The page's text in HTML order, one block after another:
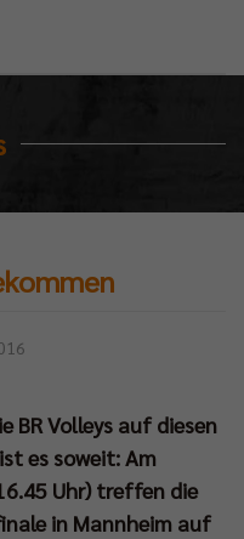
BR Volleys auf diesen
es soweit: Am
Uhr) treffen die
in Mannheim auf